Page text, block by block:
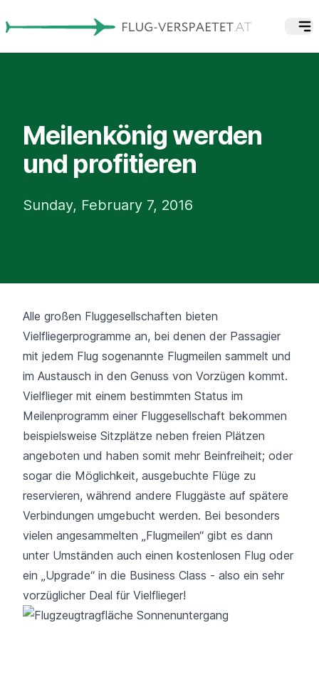
Meilenkönig werden
und profitieren
Sunday, February 7, 2016
Alle großen Fluggesellschaften bieten
Vielfliegerprogramme an, bei denen der Passagier
mit jedem Flug sogenannte Flugmeilen sammelt und
im Austausch in den Genuss von Vorzügen kommt.
Vielflieger mit einem bestimmten Status im
Meilenprogramm einer Fluggesellschaft bekommen
beispielsweise Sitzplätze neben freien Plätzen
angeboten und haben somit mehr Beinfreiheit; oder
sogar die Möglichkeit, ausgebuchte Flüge zu
reservieren, während andere Fluggäste auf spätere
Verbindungen umgebucht werden. Bei besonders
vielen angesammelten „Flugmeilen“ gibt es dann
unter Umständen auch einen kostenlosen Flug oder
ein „Upgrade“ in die Business Class - also ein sehr
vorzüglicher Deal für Vielflieger!